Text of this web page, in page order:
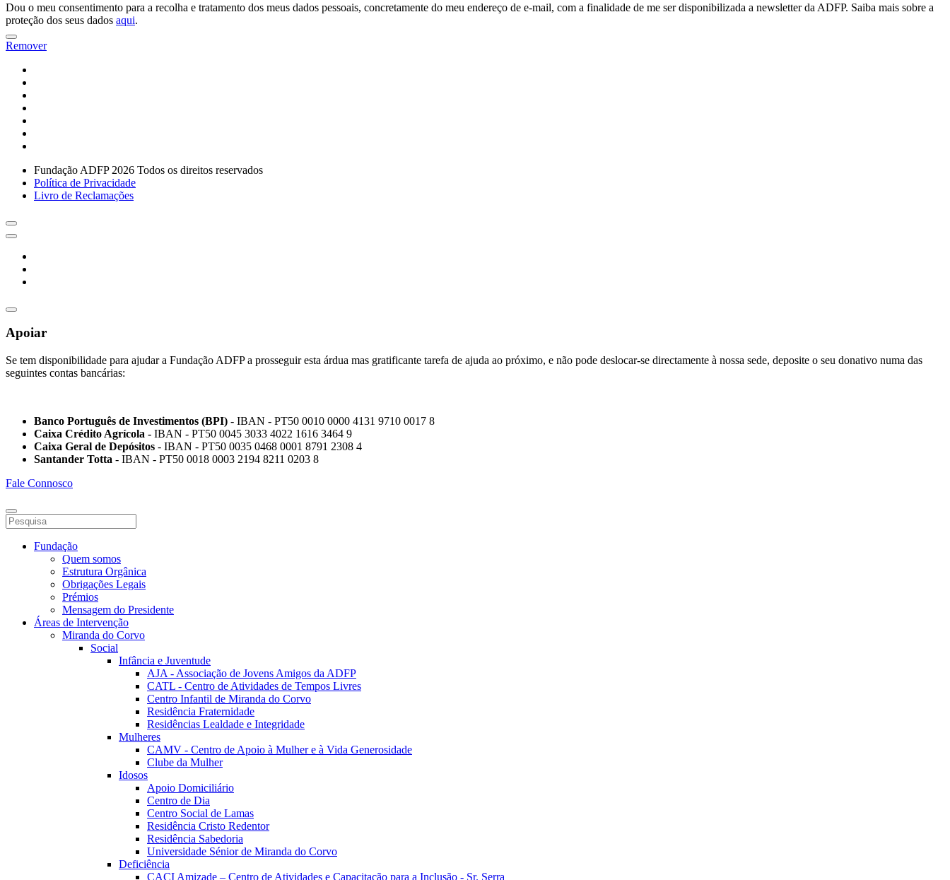
Dou o meu consentimento para a recolha e tratamento dos meus dados pessoais, concretamente do meu endereço de e-mail, com a finalidade de me ser disponibilizada a newsletter da ADFP. Saiba mais sobre a
proteção dos seus dados aqui.
Remover
Fundação ADFP 2026 Todos os direitos reservados
Política de Privacidade
Livro de Reclamações
Apoiar
Se tem disponibilidade para ajudar a Fundação ADFP a prosseguir esta árdua mas gratificante tarefa de ajuda ao próximo, e não pode deslocar-se directamente à nossa sede, deposite o seu donativo numa das
seguintes contas bancárias:
Banco Português de Investimentos (BPI) - IBAN - PT50 0010 0000 4131 9710 0017 8
Caixa Crédito Agrícola - IBAN - PT50 0045 3033 4022 1616 3464 9
Caixa Geral de Depósitos - IBAN - PT50 0035 0468 0001 8791 2308 4
Santander Totta - IBAN - PT50 0018 0003 2194 8211 0203 8
Fale Connosco
Fundação
Quem somos
Estrutura Orgânica
Obrigações Legais
Prémios
Mensagem do Presidente
Áreas de Intervenção
Miranda do Corvo
Social
Infância e Juventude
AJA - Associação de Jovens Amigos da ADFP
CATL - Centro de Atividades de Tempos Livres
Centro Infantil de Miranda do Corvo
Residência Fraternidade
Residências Lealdade e Integridade
Mulheres
CAMV - Centro de Apoio à Mulher e à Vida Generosidade
Clube da Mulher
Idosos
Apoio Domiciliário
Centro de Dia
Centro Social de Lamas
Residência Cristo Redentor
Residência Sabedoria
Universidade Sénior de Miranda do Corvo
Deficiência
CACI Amizade – Centro de Atividades e Capacitação para a Inclusão - Sr. Serra